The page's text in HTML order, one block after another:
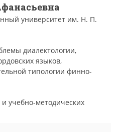
университет им. Н. П.
диалектологии,
языков,
типологии финно-
учебно-методических